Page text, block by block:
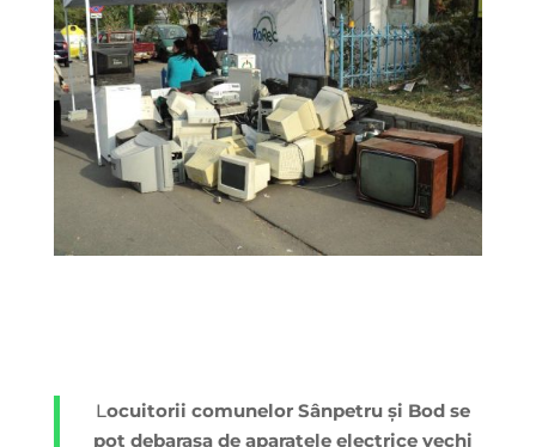
Locuitorii comunelor Sânpetru și Bod se
pot debarasa de aparatele electrice vechi